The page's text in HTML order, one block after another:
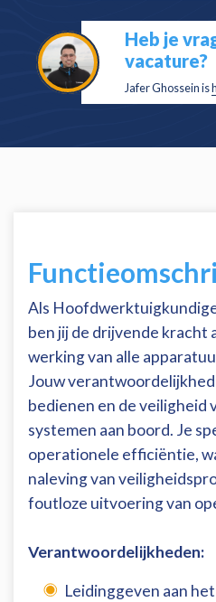
Heb je
vacature?
Jafer Ghossein is
Als
ben jij de drijvende kracht
werking van alle
Jouw
bedienen en de veiligheid
systemen aan boord. Je
operationele efficiëntie,
naleving van
foutloze uitvoering van
Verantwoordelijkheden:
Leidinggeven aan